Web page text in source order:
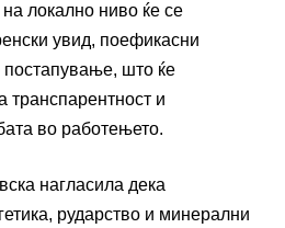
локално ниво ќе се
увид, поефикасни
што ќе
транспарентност и
во работењето.
нагласила дека
рударство и минерални